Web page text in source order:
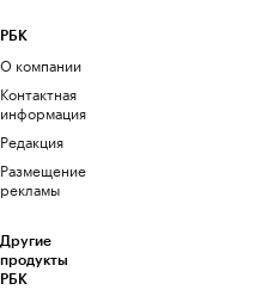
РБК
О компании
Контактная
информация
Редакция
Размещение
рекламы
Другие
продукты
РБК